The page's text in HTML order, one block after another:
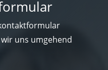
uns umgehend